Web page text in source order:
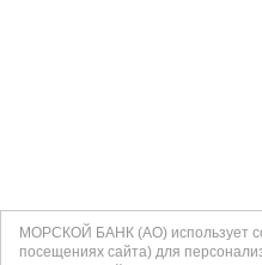
МОРСКОЙ БАНК (АО) использует
посещениях сайта) для